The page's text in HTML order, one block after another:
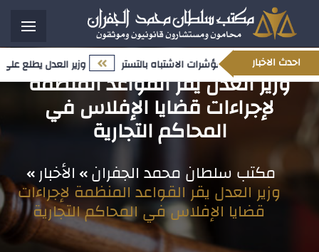
احدث الاخبار وزير العدل يطلع
وزير العدل يقر القواعد المنظمة
لإجراءات قضايا الإفلاس في
المحاكم التجارية
مكتب سلطان محمد الجفران الأخبار
وزير العدل يقر القواعد المنظمة لإجراءات
قضايا الإفلاس في المحاكم التجارية